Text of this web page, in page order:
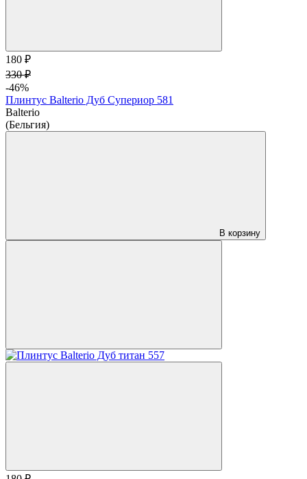
180 ₽
330 ₽
-46%
Плинтус Balterio Дуб Супериор 581
Balterio
(Бельгия)
В корзину